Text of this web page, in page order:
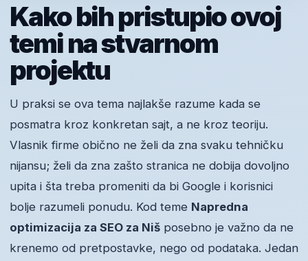
Kako bih pristupio ovoj
temi na stvarnom
projektu
U praksi se ova tema najlakše razume kada se
posmatra kroz konkretan sajt, a ne kroz teoriju.
Vlasnik firme obično ne želi da zna svaku tehničku
nijansu; želi da zna zašto stranica ne dobija dovoljno
upita i šta treba promeniti da bi Google i korisnici
bolje razumeli ponudu. Kod teme Napredna
optimizacija za SEO za Niš posebno je važno da ne
krenemo od pretpostavke, nego od podataka. Jedan